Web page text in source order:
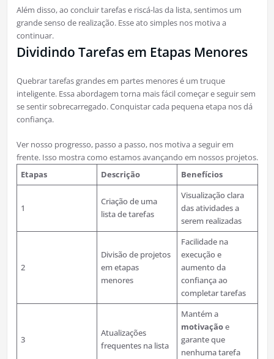
Além disso, ao concluir tarefas e riscá-las da lista, sentimos um
grande senso de realização. Esse ato simples nos motiva a
continuar.
Dividindo Tarefas em Etapas Menores
Quebrar tarefas grandes em partes menores é um truque
inteligente. Essa abordagem torna mais fácil começar e seguir sem
se sentir sobrecarregado. Conquistar cada pequena etapa nos dá
confiança.
Ver nosso progresso, passo a passo, nos motiva a seguir em
frente. Isso mostra como estamos avançando em nossos projetos.
Etapas
Descrição Benefícios
1
Criação de uma
lista de tarefas
Visualização clara
das atividades a
serem realizadas
2
Divisão de projetos
em etapas
menores
Facilidade na
execução e
aumento da
confiança ao
completar tarefas
3
Atualizações
frequentes na lista
Mantém a
motivaçãoe
garante que
nenhuma tarefa